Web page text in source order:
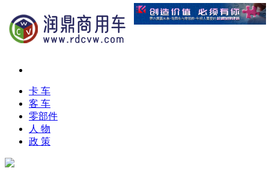
卡 车
客 车
零部件
人 物
政 策